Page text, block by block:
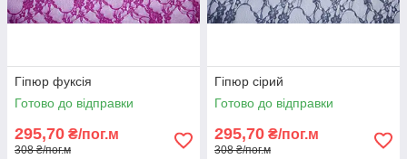
Гіпюр фуксія
Готово до відправки
295,70 ₴/пог.м
308 ₴/пог.м
Гіпюр сірий
Готово до відправки
295,70 ₴/пог.м
308 ₴/пог.м